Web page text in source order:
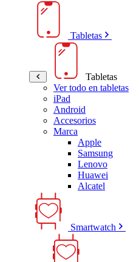
Tabletas
Tabletas
Ver todo en tabletas
iPad
Android
Accesorios
Marca
Apple
Samsung
Lenovo
Huawei
Alcatel
Smartwatch